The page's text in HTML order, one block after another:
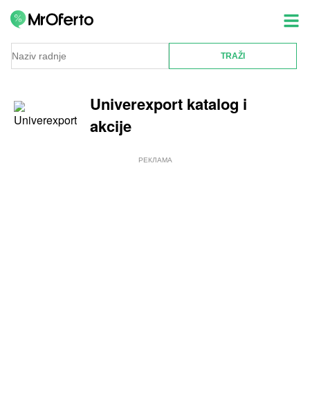
Univerexport katalog i
akcije
РЕКЛАМА